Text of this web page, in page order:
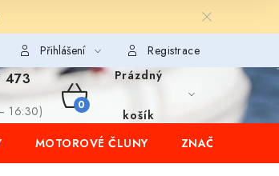
Přihlášení Registrace
16:30)
NÁKUPNÍ
KOŠÍK
Prázdný
košík
MOTOROVÉ ČLUNY ZNAČKY